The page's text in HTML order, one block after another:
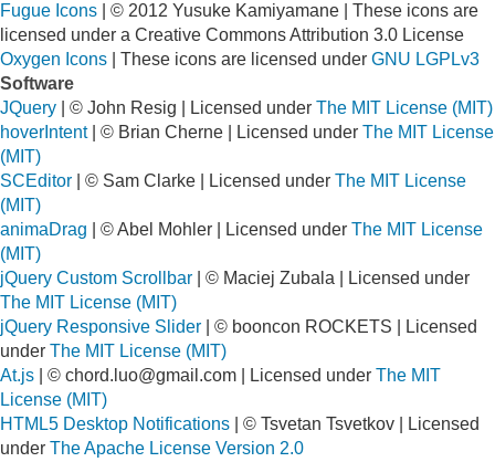
Fugue Icons | © 2012 Yusuke Kamiyamane | These icons are
licensed under a Creative Commons Attribution 3.0 License
Oxygen Icons | These icons are licensed under GNU LGPLv3
Software
JQuery | © John Resig | Licensed under The MIT License (MIT)
hoverIntent| © Brian Cherne | Licensed under The MIT License
(MIT)
SCEditor | © Sam Clarke | Licensed under The MIT License
(MIT)
animaDrag | © Abel Mohler | Licensed under The MIT License
(MIT)
jQuery Custom Scrollbar | © Maciej Zubala | Licensed under
The MIT License (MIT)
jQuery Responsive Slider | © booncon ROCKETS | Licensed
under The MIT License (MIT)
At.js | © chord.luo@gmail.com | Licensed under The MIT
License (MIT)
HTML5 Desktop Notifications | © Tsvetan Tsvetkov | Licensed
under The Apache License Version 2.0